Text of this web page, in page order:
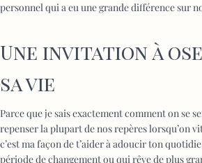
personnel qui a eu une grande différence sur
Une invitation à
sa vie
Parce que je sais exactement comment on se
repenser la plupart de nos repères lorsqu’on
c’est ma façon de t’aider à adoucir ton
période de changement ou qui rêve de plus